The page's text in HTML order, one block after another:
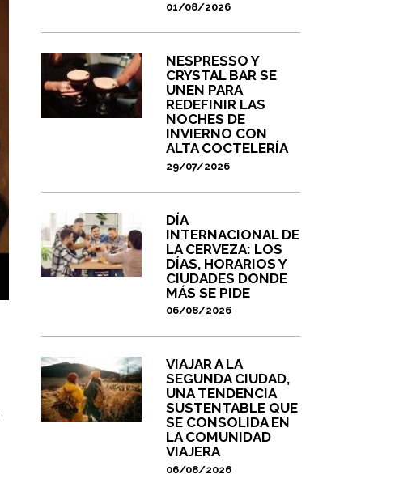
01/08/2026
NESPRESSO Y
CRYSTAL BAR SE
UNEN PARA
REDEFINIR LAS
NOCHES DE
INVIERNO CON
ALTA COCTELERÍA
29/07/2026
DÍA
INTERNACIONAL DE
LA CERVEZA: LOS
DÍAS, HORARIOS Y
CIUDADES DONDE
MÁS SE PIDE
06/08/2026
VIAJAR A LA
SEGUNDA CIUDAD,
UNA TENDENCIA
SUSTENTABLE QUE
SE CONSOLIDA EN
LA COMUNIDAD
VIAJERA
06/08/2026